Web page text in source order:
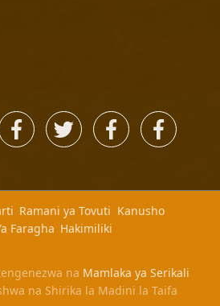
Ramani ya Tovuti Kanusho
Faragha Hakimiliki
na Mamlaka ya Serikali
na Shirika la Madini la Taifa